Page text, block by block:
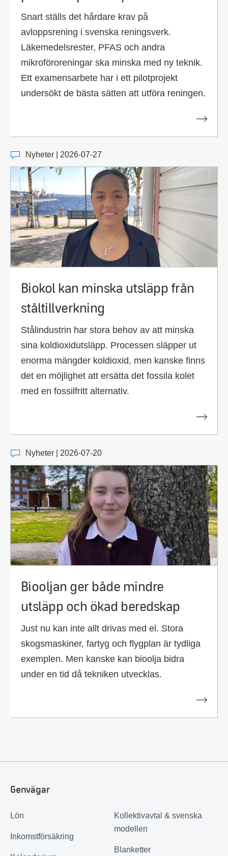
Snart ställs det hårdare krav på
avloppsrening i svenska reningsverk.
Läkemedelsrester, PFAS och andra
mikroföroreningar ska minska med ny teknik.
Ett examensarbete har i ett pilotprojekt
undersökt de bästa sätten att utföra reningen.
Nyheter | 2026-07-27
Biokol kan minska utsläpp från
ståltillverkning
Stålindustrin har stora behov av att minska
sina koldioxidutsläpp. Processen släpper ut
enorma mängder koldioxid, men kanske finns
det en möjlighet att ersätta det fossila kolet
med en fossilfritt alternativ.
Nyheter | 2026-07-20
Biooljan ger både mindre
utsläpp och ökad beredskap
Just nu kan inte allt drivas med el. Stora
skogsmaskiner, fartyg och flygplan är tydliga
exemplen. Men kanske kan bioolja bidra
under en tid då tekniken utvecklas.
Genvägar
Lön
Inkomstförsäkring
Kollektivavtal & svenska
modellen
Blanketter